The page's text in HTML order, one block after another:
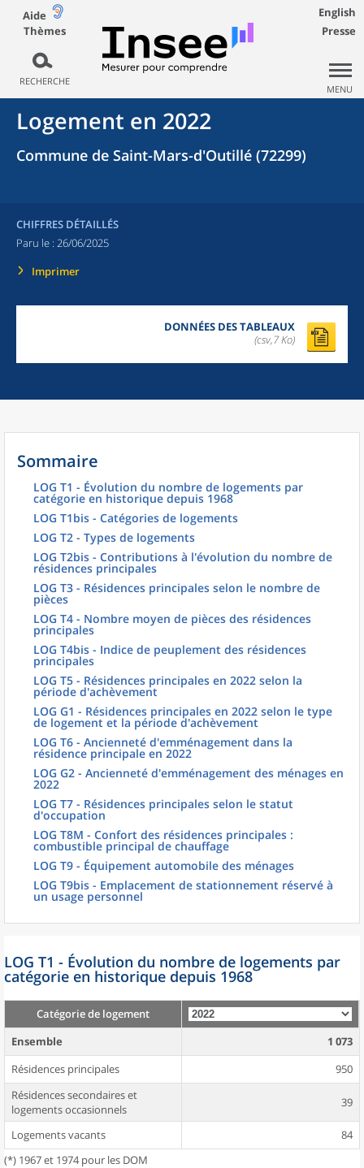
Aide
Thèmes
RECHERCHE
English
Presse
MENU
Logement en 2022
Commune de Saint-Mars-d'Outillé (72299)
CHIFFRES DÉTAILLÉS
Paru le : 26/06/2025
Imprimer
DONNÉES DES TABLEAUX
(csv,7 Ko)
Sommaire
LOG T1 - Évolution du nombre de logements par
catégorie en historique depuis 1968
LOG T1bis - Catégories de logements
LOG T2 - Types de logements
LOG T2bis - Contributions à l'évolution du nombre de
résidences principales
LOG T3 - Résidences principales selon le nombre de
pièces
LOG T4 - Nombre moyen de pièces des résidences
principales
LOG T4bis - Indice de peuplement des résidences
principales
LOG T5 - Résidences principales en 2022 selon la
période d'achèvement
LOG G1 - Résidences principales en 2022 selon le type
de logement et la période d'achèvement
LOG T6 - Ancienneté d'emménagement dans la
résidence principale en 2022
LOG G2 - Ancienneté d'emménagement des ménages en
2022
LOG T7 - Résidences principales selon le statut
d'occupation
LOG T8M - Confort des résidences principales :
combustible principal de chauffage
LOG T9 - Équipement automobile des ménages
LOG T9bis - Emplacement de stationnement réservé à
un usage personnel
LOG T1 - Évolution du nombre de logements par
catégorie en historique depuis 1968
Catégorie de logement
Ensemble
1 073
Résidences principales
950
Résidences secondaires et
logements occasionnels
39
Logements vacants
84
(*) 1967 et 1974 pour les DOM